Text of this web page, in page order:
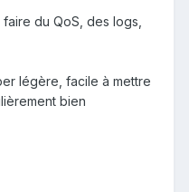
du QoS, des logs,
légère, facile à mettre
bien